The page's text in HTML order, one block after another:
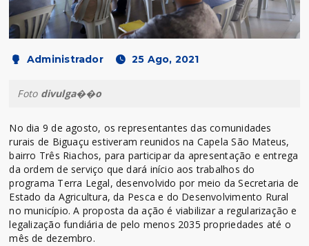
Administrador 25 Ago, 2021
Foto divulga��o
No dia 9 de agosto, os representantes das comunidades
rurais de Biguaçu estiveram reunidos na Capela São Mateus,
bairro Três Riachos, para participar da apresentação e entrega
da ordem de serviço que dará início aos trabalhos do
programa Terra Legal, desenvolvido por meio da Secretaria de
Estado da Agricultura, da Pesca e do Desenvolvimento Rural
no município. A proposta da ação é viabilizar a regularização e
legalização fundiária de pelo menos 2035 propriedades até o
mês de dezembro.